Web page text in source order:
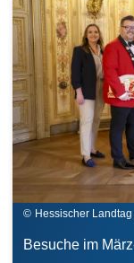
Hessischer Landtag
Besuche im